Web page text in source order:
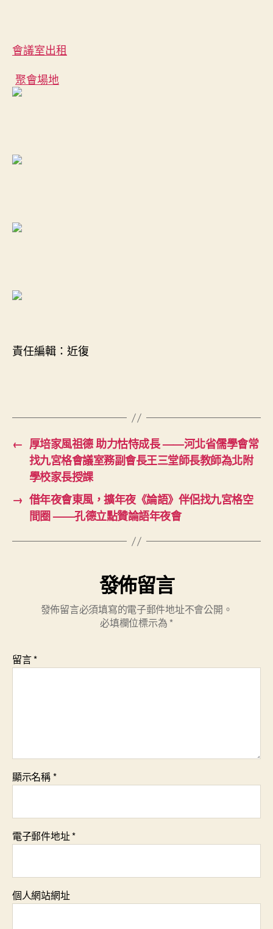
會議室出租
聚會場地
責任編輯：近復
← 厚培家風祖德 助力怙恃成長 ——河北省儒學會常
找九宮格會議室務副會長王三堂師長教師為北附
學校家長授課
→ 借年夜會東風，擴年夜《論語》伴侶找九宮格空
間圈 ——孔德立點贊論語年夜會
發佈留言
發佈留言必須填寫的電子郵件地址不會公開。
必填欄位標示為 *
留言*
顯示名稱*
電子郵件地址*
個人網站網址